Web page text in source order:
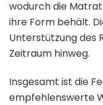
wodurch die
ihre Form behält.
Unterstützung des
Zeitraum hinweg.
Insgesamt ist die
empfehlenswerte